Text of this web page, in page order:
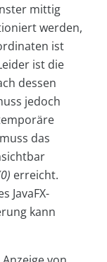
mittig
werden,
ist
ist die
dessen
jedoch
das
erreicht.
JavaFX-
kann